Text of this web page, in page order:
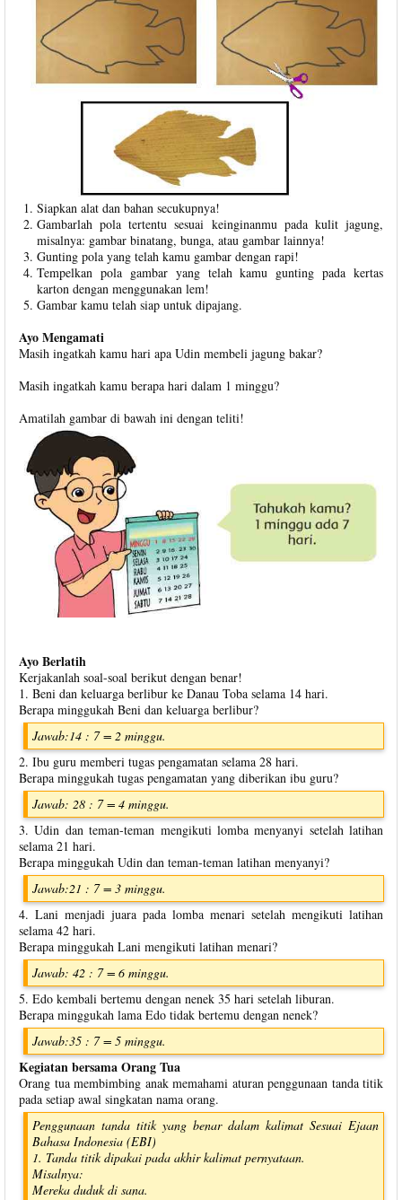
Siapkan alat dan bahan secukupnya!
Gambarlah pola tertentu sesuai keinginanmu pada kulit jagung,
misalnya: gambar binatang, bunga, atau gambar lainnya!
Gunting pola yang telah kamu gambar dengan rapi!
Tempelkan pola gambar yang telah kamu gunting pada kertas
karton dengan menggunakan lem!
Gambar kamu telah siap untuk dipajang.
Ayo Mengamati
Masih ingatkah kamu hari apa Udin membeli jagung bakar?
Masih ingatkah kamu berapa hari dalam 1 minggu?
Amatilah gambar di bawah ini dengan teliti!
Ayo Berlatih
Kerjakanlah soal-soal berikut dengan benar!
1. Beni dan keluarga berlibur ke Danau Toba selama 14 hari.
Berapa minggukah Beni dan keluarga berlibur?
Jawab:14 : 7 = 2 minggu.
2. Ibu guru memberi tugas pengamatan selama 28 hari.
Berapa minggukah tugas pengamatan yang diberikan ibu guru?
Jawab: 28 : 7 = 4 minggu.
3. Udin dan teman-teman mengikuti lomba menyanyi setelah latihan
selama 21 hari.
Berapa minggukah Udin dan teman-teman latihan menyanyi?
Jawab:21 : 7 = 3 minggu.
4. Lani menjadi juara pada lomba menari setelah mengikuti latihan
selama 42 hari.
Berapa minggukah Lani mengikuti latihan menari?
Jawab: 42 : 7 = 6 minggu.
5. Edo kembali bertemu dengan nenek 35 hari setelah liburan.
Berapa minggukah lama Edo tidak bertemu dengan nenek?
Jawab:35 : 7 = 5 minggu.
Kegiatan bersama Orang Tua
Orang tua membimbing anak memahami aturan penggunaan tanda titik
pada setiap awal singkatan nama orang.
Penggunaan tanda titik yang benar dalam kalimat Sesuai Ejaan
Bahasa Indonesia (EBI)
1. Tanda titik dipakai pada akhir kalimat pernyataan.
Misalnya:
Mereka duduk di sana.